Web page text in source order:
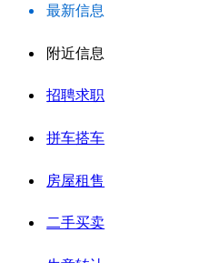
最新信息
附近信息
招聘求职
拼车搭车
房屋租售
二手买卖